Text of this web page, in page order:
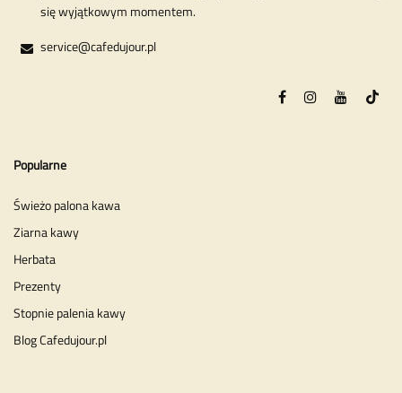
się wyjątkowym momentem.
service@cafedujour.pl
Popularne
Świeżo palona kawa
Ziarna kawy
Herbata
Prezenty
Stopnie palenia kawy
Blog Cafedujour.pl